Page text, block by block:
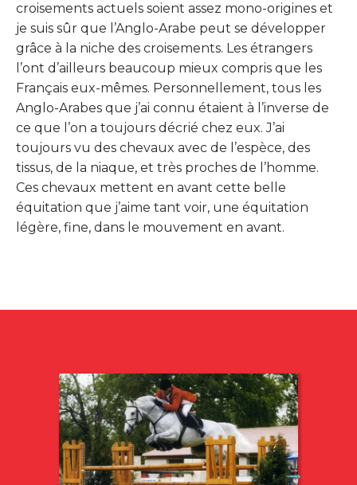
croisements actuels soient assez mono-origines et
je suis sûr que l’Anglo-Arabe peut se développer
grâce à la niche des croisements. Les étrangers
l’ont d’ailleurs beaucoup mieux compris que les
Français eux-mêmes. Personnellement, tous les
Anglo-Arabes que j’ai connu étaient à l’inverse de
ce que l’on a toujours décrié chez eux. J’ai
toujours vu des chevaux avec de l’espèce, des
tissus, de la niaque, et très proches de l’homme.
Ces chevaux mettent en avant cette belle
équitation que j’aime tant voir, une équitation
légère, fine, dans le mouvement en avant.
→